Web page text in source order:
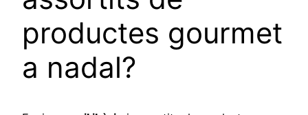
productes gourmet
a nadal?